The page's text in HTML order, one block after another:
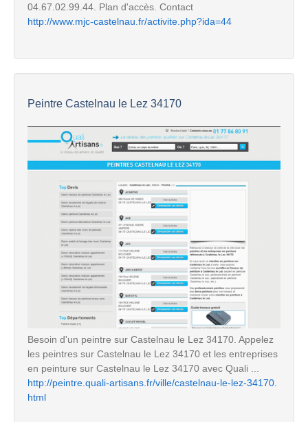
04.67.02.99.44. Plan d'accès. Contact
http://www.mjc-castelnau.fr/activite.php?ida=44
Peintre Castelnau le Lez 34170
Besoin d'un peintre sur Castelnau le Lez 34170. Appelez
les peintres sur Castelnau le Lez 34170 et les entreprises
en peinture sur Castelnau le Lez 34170 avec Quali ...
http://peintre.quali-artisans.fr/ville/castelnau-le-lez-34170.
html